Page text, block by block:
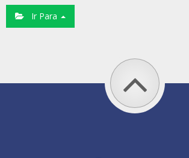
Ir Para